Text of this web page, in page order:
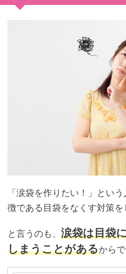
「涙袋を作りたい！」とい
徴である目袋をなくす対策を
と言うのも、 涙袋は目袋
しまうことがあるからで